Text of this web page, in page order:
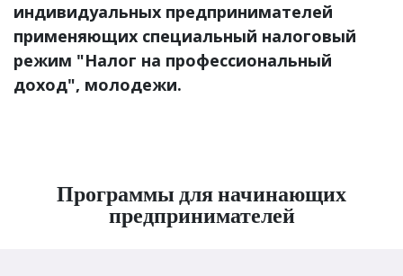
индивидуальных предпринимателей
применяющих специальный налоговый
режим "Налог на профессиональный
доход", молодежи.
Программы для начинающих
предпринимателей